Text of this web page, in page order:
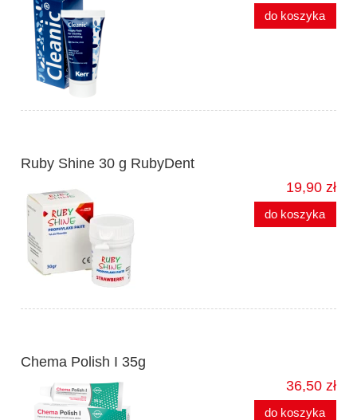
do koszyka
Ruby Shine 30 g RubyDent
19,90 zł
do koszyka
Chema Polish I 35g
36,50 zł
do koszyka